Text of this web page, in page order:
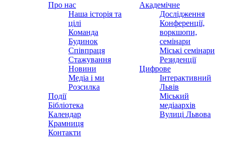
Про нас
Наша історія та
цілі
Команда
Будинок
Співпраця
Стажування
Новини
Медіа і ми
Розсилка
Події
Бібліотека
Календар
Крамниця
Контакти
Академічне
Дослідження
Конференції,
воркшопи,
семінари
Міські семінари
Резиденції
Цифрове
Інтерактивний
Львів
Міський
медіаархів
Вулиці Львова